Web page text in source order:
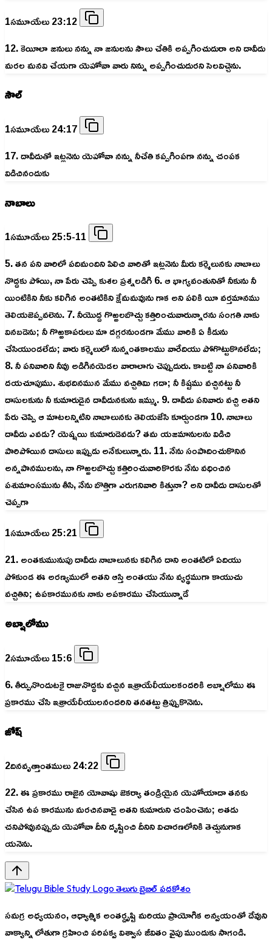
1సమూయేలు 23:12
12. కెయీలా జనులు నన్ను నా జనులను సౌలు చేతికి అప్పగించుదురా అని దావీదు
మరల మనవి చేయగా యెహోవా వారు నిన్ను అప్పగించుదురని సెలవిచ్చెను.
సౌల్
1సమూయేలు 24:17
17. దావీదుతో ఇట్లనెను యెహోవా నన్ను నీచేతి కప్పగింపగా నన్ను చంపక
విడిచినందుకు
నాబాలు
1సమూయేలు 25:5-11
5. తన పని వారిలో పదిమందిని పిలిచి వారితో ఇట్లనెను మీరు కర్మెలునకు నాబాలు
నొద్దకు పోయి, నా పేరు చెప్పి కుశల ప్రశ్నలడిగి 6. ఆ భాగ్యవంతునితో నీకును నీ
యింటికిని నీకు కలిగిన అంతటికిని క్షేమమవును గాక అని పలికి యీ వర్తమానము
తెలియజెప్పవలెను. 7. నీయొద్ద గొఱ్ఱలబొచ్చు కత్తిరించువారున్నారను సంగతి నాకు
వినబడెను; నీ గొఱ్ఱకాపరులు మా దగ్గరనుండగా మేము వారికి ఏ కీడును
చేసియుండలేదు; వారు కర్మెలులో నున్నంతకాలము వారేదియు పోగొట్టుకొనలేదు;
8. నీ పనివారిని నీవు అడిగినయెడల వారాలాగు చెప్పుదురు. కాబట్టి నా పనివారికి
దయచూపుము. శుభదినమున మేము వచ్చితివిు గదా; నీ కిష్టము వచ్చినట్టు నీ
దాసులకును నీ కుమారుడైన దావీదునకును ఇమ్ము. 9. దావీదు పనివారు వచ్చి అతని
పేరు చెప్పి ఆ మాటలన్నిటిని నాబాలునకు తెలియజేసి కూర్చుండగా 10. నాబాలు
దావీదు ఎవడు? యెష్షయి కుమారుడెవడు? తమ యజమానులను విడిచి
పారిపోయిన దాసులు ఇప్పుడు అనేకులున్నారు. 11. నేను సంపాదించుకొనిన
అన్నపానములను, నా గొఱ్ఱలబొచ్చు కత్తిరించువారికొరకు నేను వధించిన
పశుమాంసమును తీసి, నేను బొత్తిగా ఎరుగనివారి కిత్తునా? అని దావీదు దాసులతో
చెప్పగా
1సమూయేలు 25:21
21. అంతకుమునుపు దావీదు నాబాలునకు కలిగిన దాని అంతటిలో ఏదియు
పోకుండ ఈ అరణ్యములో అతని ఆస్తి అంతయు నేను వ్యర్థముగా కాయుచు
వచ్చితిని; ఉపకారమునకు నాకు అపకారము చేసియున్నాడే
అబ్షాలోము
2సమూయేలు 15:6
6. తీర్పునొందుటకై రాజునొద్దకు వచ్చిన ఇశ్రాయేలీయులకందరికి అబ్షాలోము ఈ
ప్రకారము చేసి ఇశ్రాయేలీయులనందరిని తనతట్టు త్రిప్పుకొనెను.
జోష్
2దినవృత్తాంతములు 24:22
22. ఈ ప్రకారము రాజైన యోవాషు జెకర్యా తండ్రియైన యెహోయాదా తనకు
చేసిన ఉప కారమును మరచినవాడై అతని కుమారుని చంపించెను; అతడు
చనిపోవునప్పుడు యెహోవా దీని దృష్టించి దీనిని విచారణలోనికి తెచ్చునుగాక
యనెను.
తెలుగు బైబిల్ పదకోశం
సమగ్ర అధ్యయనం, ఆధ్యాత్మిక అంతర్దృష్టి మరియు ప్రాయోగిక అన్వయంతో దేవుని
వాక్యాన్ని లోతుగా గ్రహించి పరిపక్వ విశ్వాస జీవితం వైపు ముందుకు సాగండి.